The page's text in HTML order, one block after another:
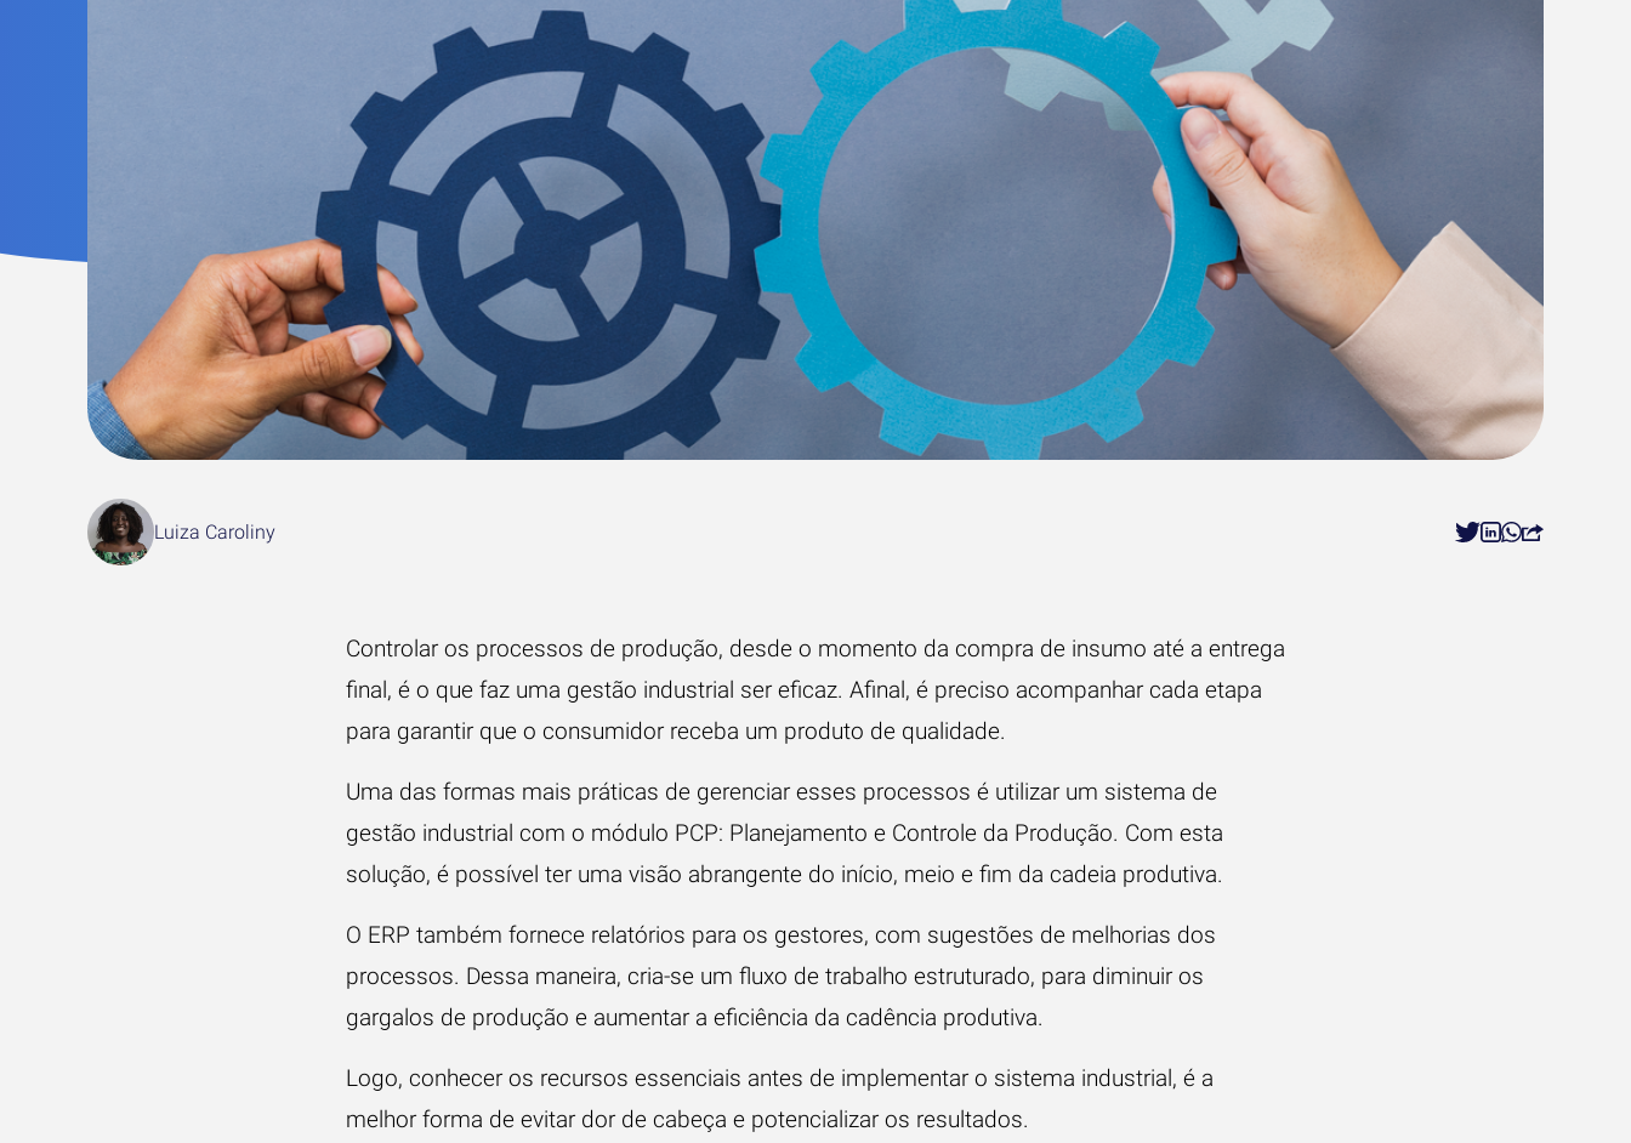
Luiza Caroliny
Controlar os processos de produção, desde o momento da compra de insumo até a entrega
final, é o que faz uma gestão industrial ser eficaz. Afinal, é preciso acompanhar cada etapa
para garantir que o consumidor receba um produto de qualidade.
Uma das formas mais práticas de gerenciar esses processos é utilizar um sistema de
gestão industrial com o módulo PCP: Planejamento e Controle da Produção. Com esta
solução, é possível ter uma visão abrangente do início, meio e fim da cadeia produtiva.
O ERP também fornece relatórios para os gestores, com sugestões de melhorias dos
processos. Dessa maneira, cria-se um fluxo de trabalho estruturado, para diminuir os
gargalos de produção e aumentar a eficiência da cadência produtiva.
Logo, conhecer os recursos essenciais antes de implementar o sistema industrial, é a
melhor forma de evitar dor de cabeça e potencializar os resultados.